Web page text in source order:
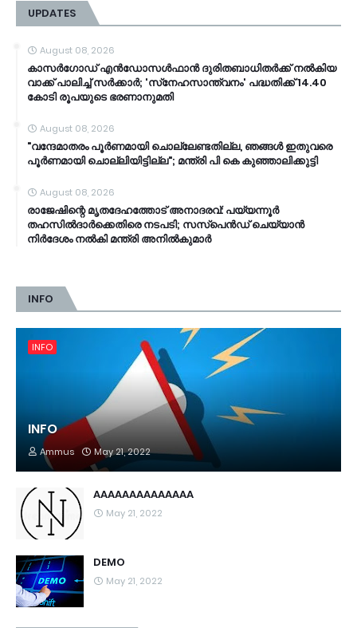
UPDATES
August 08, 2026
കാസർഗോഡ് എൻഡോസൾഫാൻ ദുരിതബാധിതർക്ക് നൽകിയ
വാക്ക് പാലിച്ച് സർക്കാർ; 'സ്‌നേഹസാന്ത്വനം' പദ്ധതിക്ക് 14.40
കോടി രൂപയുടെ ഭരണാനുമതി
August 08, 2026
"വന്ദേമാതരം പൂർണമായി ചൊല്ലേണ്ടതില്ല, ഞങ്ങൾ ഇതുവരെ
പൂർണമായി ചൊല്ലിയിട്ടില്ല"; മന്ത്രി പി കെ കുഞ്ഞാലിക്കുട്ടി
August 08, 2026
രാജേഷിന്റെ മൃതദേഹത്തോട് അനാദരവ്: പയ്യന്നൂർ
തഹസിൽദാർക്കെതിരെ നടപടി; സസ്‌പെൻഡ് ചെയ്യാൻ
നിർദേശം നൽകി മന്ത്രി അനിൽകുമാർ
INFO
INFO
INFO
Ammus May 21, 2022
AAAAAAAAAAAAAA
May 21, 2022
DEMO
May 21, 2022